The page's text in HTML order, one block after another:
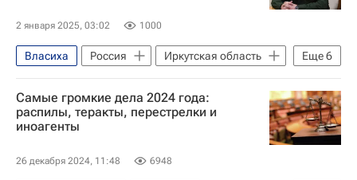
2 января 2025, 03:02 1000
Еще6
Власиха Россия
Иркутская область
Дед Мороз
Сергей Каракаев
Снегурочка
Ракетные войска стратегического назначения
Красная звезда
Новый год
Самые громкие дела 2024 года:
распилы, теракты, перестрелки и
иноагенты
26 декабря 2024, 11:48 6948